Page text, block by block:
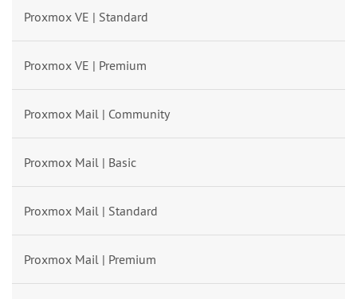
Proxmox VE | Standard
Proxmox VE | Premium
Proxmox Mail | Community
Proxmox Mail | Basic
Proxmox Mail | Standard
Proxmox Mail | Premium